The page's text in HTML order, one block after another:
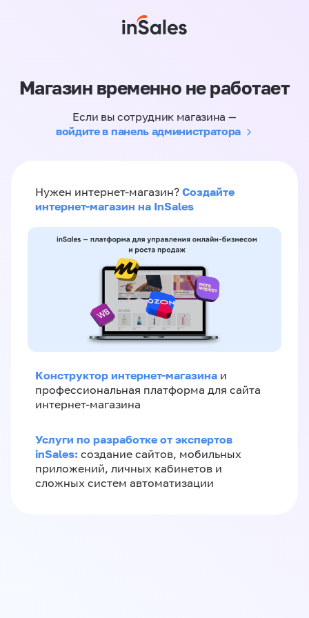
Магазин временно не работает
Если вы сотрудник магазина —
войдите в панель администратора
Нужен интернет-магазин? Создайте
интернет-магазин на InSales
Конструктор интернет-магазина и
профессиональная платформа для сайта
интернет-магазина
Услуги по разработке от экспертов
inSales: создание сайтов, мобильных
приложений, личных кабинетов и
сложных систем автоматизации